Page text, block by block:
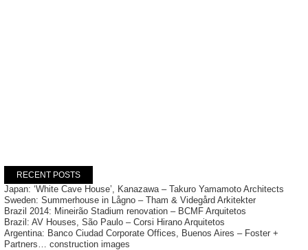
RECENT POSTS
Japan: ‘White Cave House’, Kanazawa – Takuro Yamamoto Architects
Sweden: Summerhouse in Lågno – Tham & Videgård Arkitekter
Brazil 2014: Mineirão Stadium renovation – BCMF Arquitetos
Brazil: AV Houses, São Paulo – Corsi Hirano Arquitetos
Argentina: Banco Ciudad Corporate Offices, Buenos Aires – Foster +
Partners… construction images